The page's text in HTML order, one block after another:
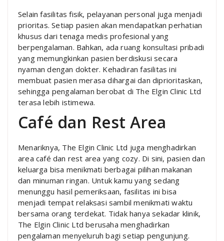
Selain fasilitas fisik, pelayanan personal juga menjadi
prioritas. Setiap pasien akan mendapatkan perhatian
khusus dari tenaga medis profesional yang
berpengalaman. Bahkan, ada ruang konsultasi pribadi
yang memungkinkan pasien berdiskusi secara
nyaman dengan dokter. Kehadiran fasilitas ini
membuat pasien merasa dihargai dan diprioritaskan,
sehingga pengalaman berobat di The Elgin Clinic Ltd
terasa lebih istimewa.
Café dan Rest Area
Menariknya, The Elgin Clinic Ltd juga menghadirkan
area café dan rest area yang cozy. Di sini, pasien dan
keluarga bisa menikmati berbagai pilihan makanan
dan minuman ringan. Untuk kamu yang sedang
menunggu hasil pemeriksaan, fasilitas ini bisa
menjadi tempat relaksasi sambil menikmati waktu
bersama orang terdekat. Tidak hanya sekadar klinik,
The Elgin Clinic Ltd berusaha menghadirkan
pengalaman menyeluruh bagi setiap pengunjung.